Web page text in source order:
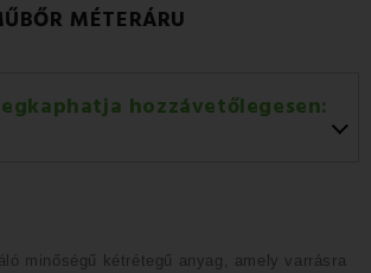
MÉTERÁRU
hozzávetőlegesen:
minőségű kétrétegű anyag, amely varrásra